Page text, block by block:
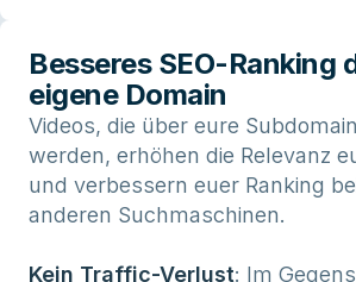
Besseres SEO-Ranking
eigene Domain
Videos, die über eure
werden, erhöhen die Relevanz
und verbessern euer Ranking
anderen Suchmaschinen.
Kein Traffic-Verlust: Im